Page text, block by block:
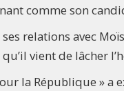
comme son
ses relations avec
vient de lâcher
la République »